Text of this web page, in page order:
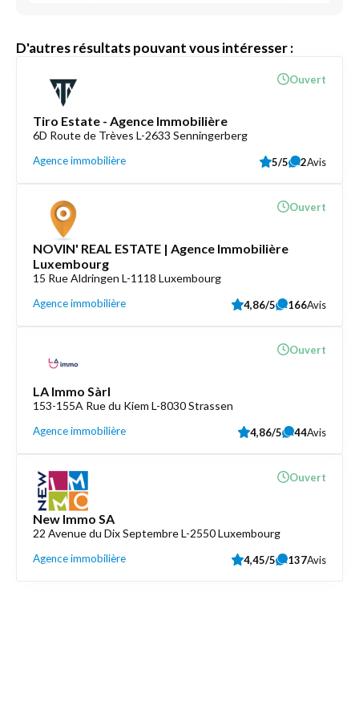
D'autres résultats pouvant vous intéresser :
Tiro Estate - Agence Immobilière
6D Route de Trèves L-2633 Senningerberg
Agence immobilière
Ouvert
5/5 2Avis
NOVIN' REAL ESTATE | Agence Immobilière
Luxembourg
15 Rue Aldringen L-1118 Luxembourg
Agence immobilière
Ouvert
4,86/5 166Avis
LA Immo Sàrl
153-155A Rue du Kiem L-8030 Strassen
Agence immobilière
Ouvert
4,86/5 44Avis
New Immo SA
22 Avenue du Dix Septembre L-2550 Luxembourg
Agence immobilière
Ouvert
4,45/5 137Avis